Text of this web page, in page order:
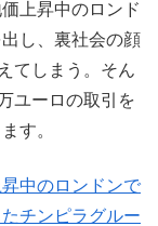
上昇中のロンド
し、裏社会の顔
てしまう。そん
ユーロの取引を
す。
中のロンドンで
チンピラグルー